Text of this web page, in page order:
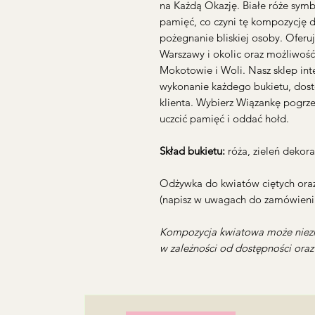
na Każdą Okazję. Białe róże
pamięć, co czyni tę kompozycję
pożegnanie bliskiej osoby.
Warszawy i okolic oraz
Mokotowie i Woli. Nasz sklep
wykonanie każdego bukietu,
klienta. Wybierz Wiązankę
uczcić pamięć i oddać hołd.
Skład bukietu: róża, zieleń
Odżywka do kwiatów ciętych
(napisz w uwagach do
Kompozycja kwiatowa może
w zależności od dostępności